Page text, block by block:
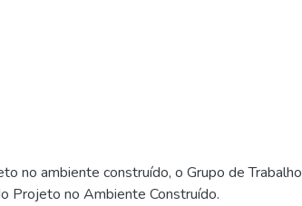
no ambiente construído, o Grupo de Trabalho
Projeto no Ambiente Construído.